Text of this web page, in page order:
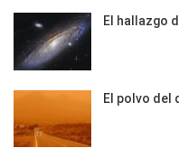
El hallazgo
El polvo del